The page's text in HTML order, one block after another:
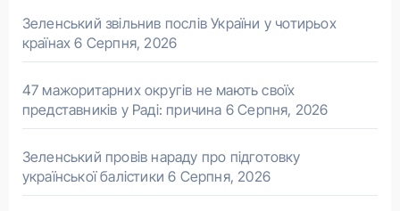
Зеленський звільнив послів України у чотирьох
країнах 6 Серпня, 2026
47 мажоритарних округів не мають своїх
представників у Раді: причина 6 Серпня, 2026
Зеленський провів нараду про підготовку
української балістики 6 Серпня, 2026